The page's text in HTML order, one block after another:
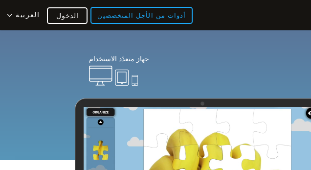
أدوات من الأجل المتخصصين العربية الدخول
جهاز متعدّد الاستخدام